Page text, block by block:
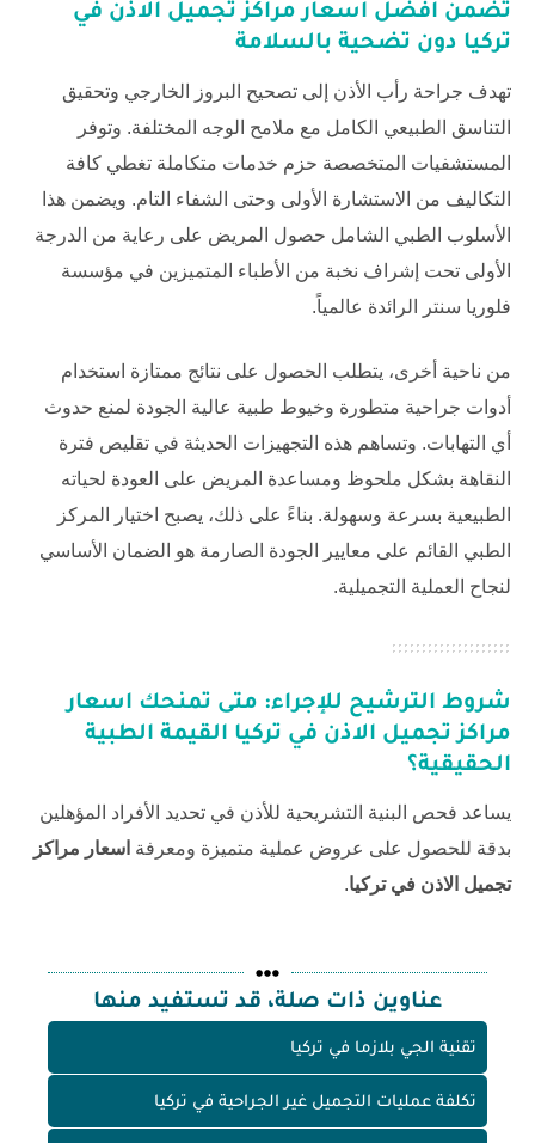
تضمن أفضل اسعار مراكز تجميل الاذن في
تركيا دون تضحية بالسلامة
تهدف جراحة رأب الأذن إلى تصحيح البروز الخارجي وتحقيق
التناسق الطبيعي الكامل مع ملامح الوجه المختلفة. وتوفر
المستشفيات المتخصصة حزم خدمات متكاملة تغطي كافة
التكاليف من الاستشارة الأولى وحتى الشفاء التام. ويضمن هذا
الأسلوب الطبي الشامل حصول المريض على رعاية من الدرجة
الأولى تحت إشراف نخبة من الأطباء المتميزين في مؤسسة
فلوريا سنتر
الرائدة عالمياً.
من ناحية أخرى، يتطلب الحصول على نتائج ممتازة استخدام
أدوات جراحية متطورة وخيوط طبية عالية الجودة لمنع حدوث
أي التهابات. وتساهم هذه التجهيزات الحديثة في تقليص فترة
النقاهة بشكل ملحوظ ومساعدة المريض على العودة لحياته
الطبيعية بسرعة وسهولة. بناءً على ذلك، يصبح اختيار المركز
الطبي القائم على معايير الجودة الصارمة هو الضمان الأساسي
لنجاح العملية التجميلية.
شروط الترشيح للإجراء: متى تمنحك اسعار
مراكز تجميل الاذن في تركيا القيمة الطبية
الحقيقية؟
يساعد فحص البنية التشريحية للأذن في تحديد الأفراد المؤهلين
بدقة للحصول على عروض عملية متميزة ومعرفة اسعار مراكز
تجميل الاذن في تركيا.
عناوين ذات صلة، قد تستفيد منها
تقنية الجي بلازما في تركيا
تكلفة عمليات التجميل غير الجراحية في تركيا